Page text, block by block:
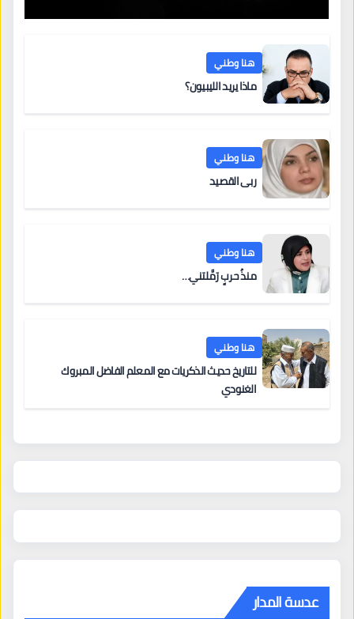
هنا وطني
ماذا يريد الليبيون؟
هنا وطني
ربى القصيد
هنا وطني
منذُ حربٍ رَمَّلتني…
هنا وطني
للتاريخ حديث الذكريات مع المعلم الفاضل المبروك
الغنودي
عدسة المدار